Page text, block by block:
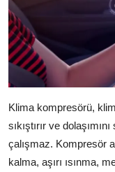
Klima kompresörü,
sıkıştırır ve
çalışmaz. Kompresör
kalma, aşırı ısınma,